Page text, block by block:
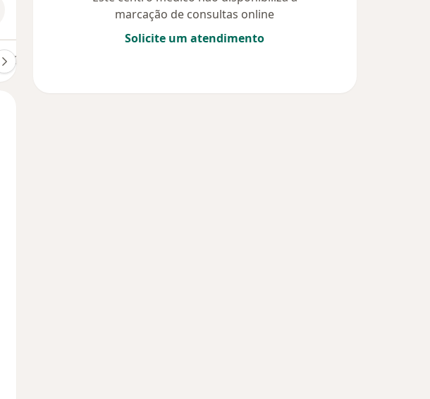
Opiniões (22)
marcação de consultas online
Solicite um atendimento